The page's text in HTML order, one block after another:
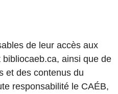
de leur accès aux
ainsi que de
et des contenus du
responsabilité le CAÉB,